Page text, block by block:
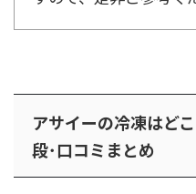
アサイーの冷凍はど
段･口コミまとめ